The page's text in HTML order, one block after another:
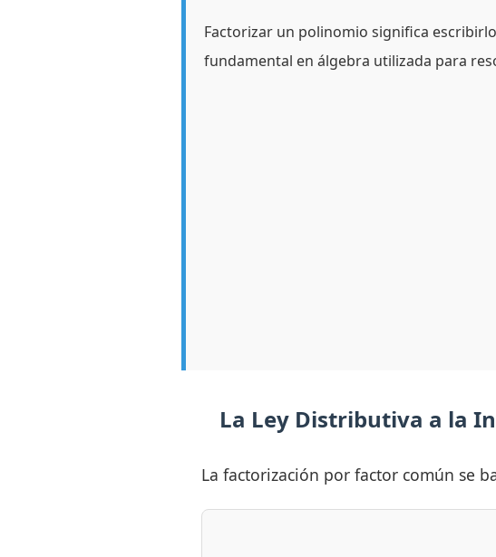
Factorizar un polinomio significa
fundamental en álgebra utilizada para
La Ley Distributiva a la
La factorización por factor común se